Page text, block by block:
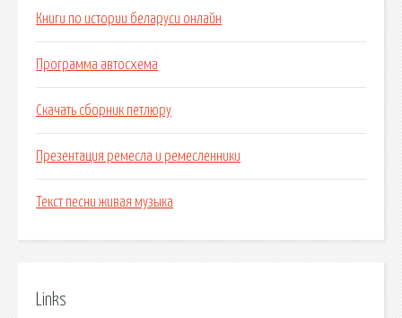
Книги по истории беларуси онлайн
Программа автосхема
Скачать сборник петлюру
Презентация ремесла и ремесленники
Текст песни живая музыка
Links